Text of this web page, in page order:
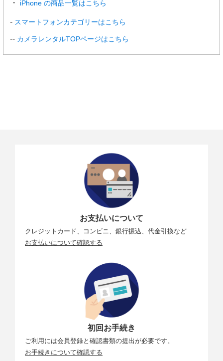
iPhone の商品一覧はこちら
スマートフォンカテゴリーはこちら
カメラレンタルTOPページはこちら
お支払いについて
クレジットカード、コンビニ、銀行振込、代金引換など
お支払いについて確認する
初回お手続き
ご利用には会員登録と確認書類の提出が必要です。
お手続きについて確認する